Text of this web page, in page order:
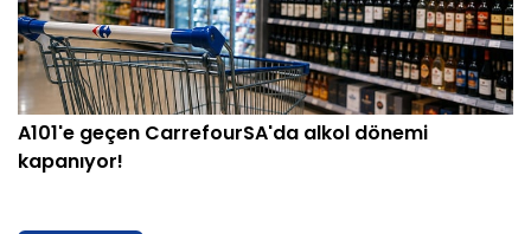
A101'e geçen CarrefourSA'da alkol dönemi
kapanıyor!